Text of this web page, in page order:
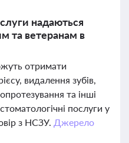
надаються
та ветеранам в
отримати
видалення зубів,
та інші
стоматологічні послуги у
з НСЗУ. Джерело